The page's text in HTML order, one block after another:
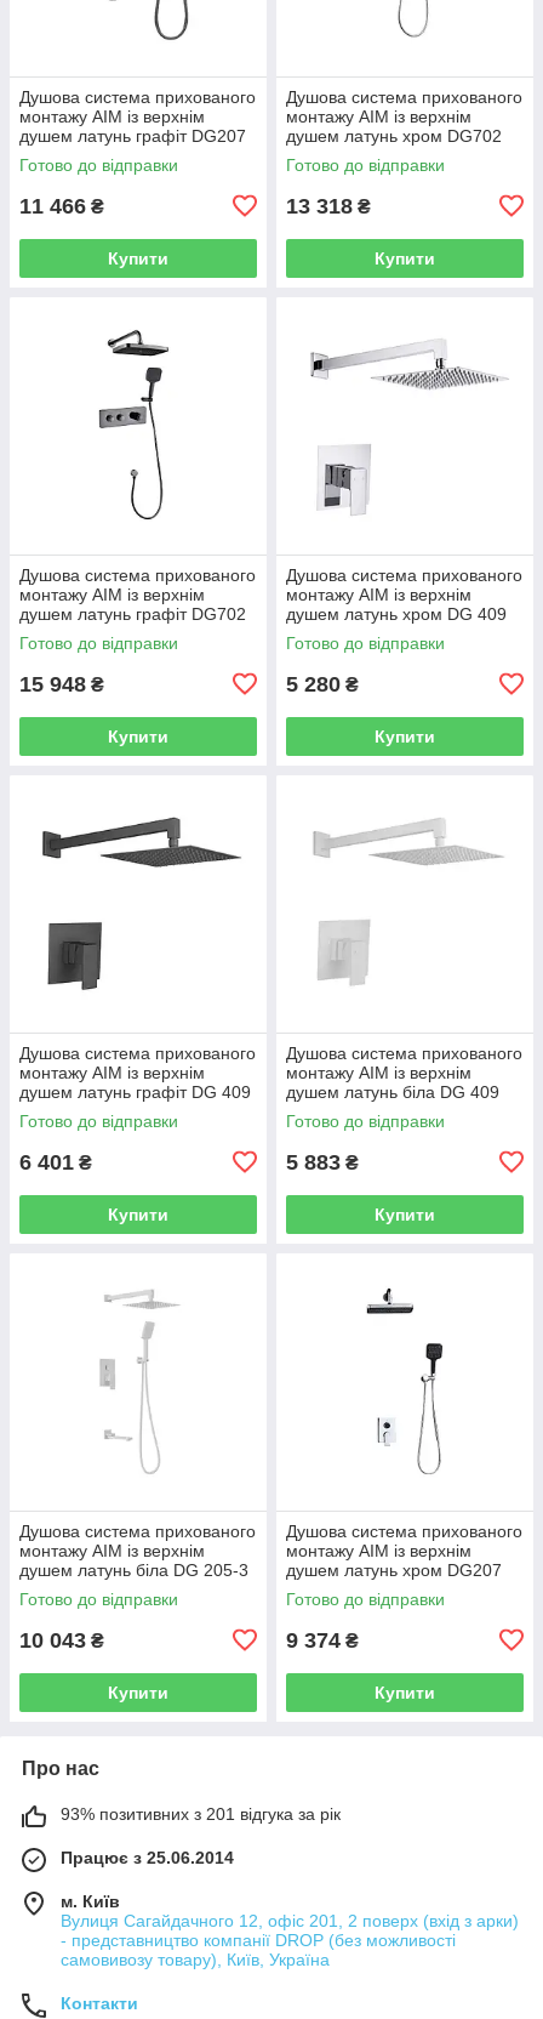
Душова система прихованого
монтажу AIM із верхнім
душем латунь графіт DG207
gun grey
Готово до відправки
11 466 ₴
Купити
Душова система прихованого
монтажу AIM із верхнім
душем латунь хром DG702
chrome
Готово до відправки
13 318 ₴
Купити
Душова система прихованого
монтажу AIM із верхнім
душем латунь графіт DG702
gun grey
Готово до відправки
15 948 ₴
Купити
Душова система прихованого
монтажу AIM із верхнім
душем латунь хром DG 409
chrome
Готово до відправки
5 280 ₴
Купити
Душова система прихованого
монтажу AIM із верхнім
душем латунь графіт DG 409
gun grey
Готово до відправки
6 401 ₴
Купити
Душова система прихованого
монтажу AIM із верхнім
душем латунь біла DG 409
frosted white
Готово до відправки
5 883 ₴
Купити
Душова система прихованого
монтажу AIM із верхнім
душем латунь біла DG 205-3
frosted white
Готово до відправки
10 043 ₴
Купити
Душова система прихованого
монтажу AIM із верхнім
душем латунь хром DG207
chrome
Готово до відправки
9 374 ₴
Купити
Про нас
93% позитивних з 201 відгука за рік
Працює з 25.06.2014
м. Київ
Вулиця Сагайдачного 12, офіс 201, 2 поверх (вхід з арки)
- представництво компанії DROP (без можливості
самовивозу товару), Київ, Україна
Контакти